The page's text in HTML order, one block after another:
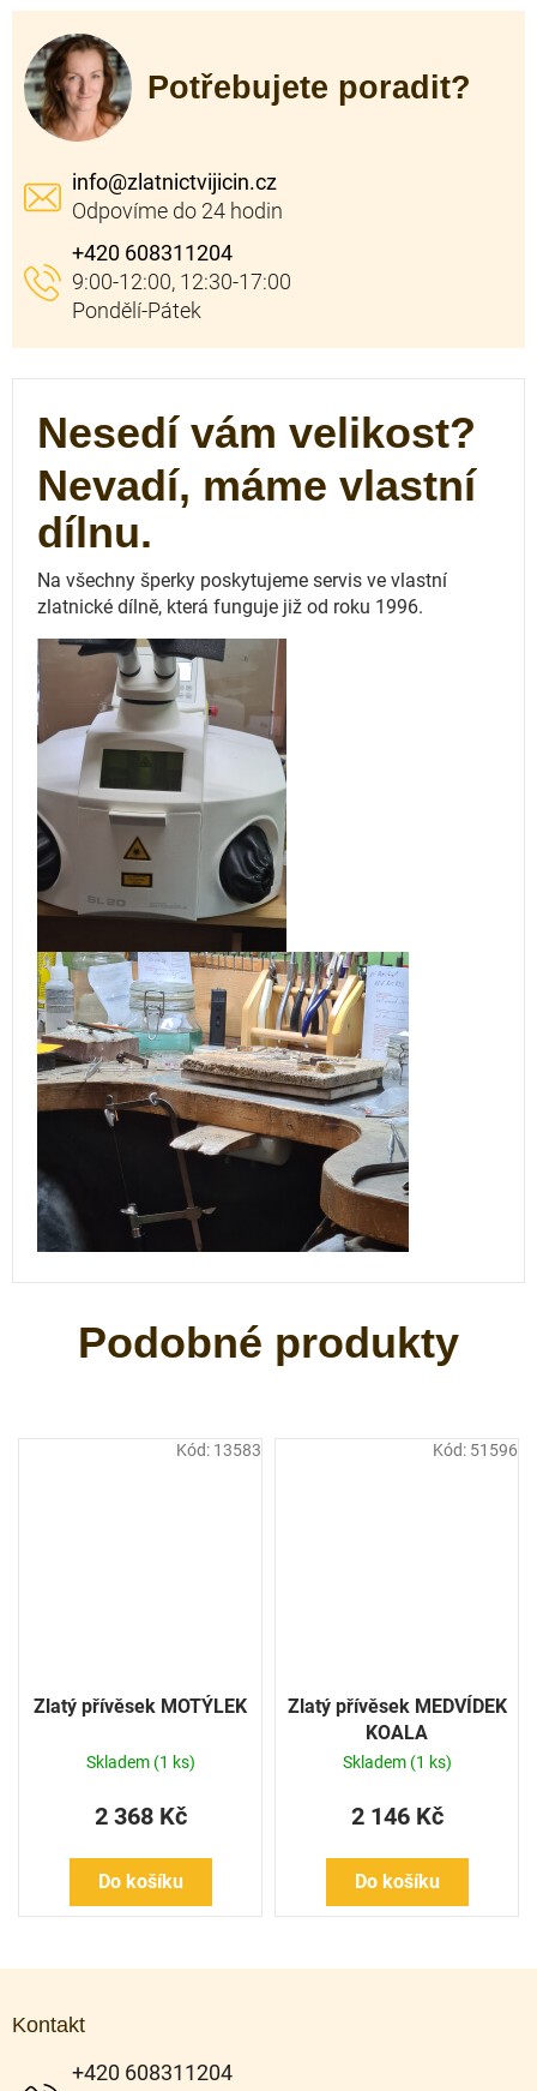
Potřebujete poradit?
info@zlatnictvijicin.cz
+420 608311204
Zlatý přívěsek MOTÝLEK
Skladem (1 ks)
2 368 Kč
Do košíku
Kód: 13583
Zlatý přívěsek MEDVÍDEK
KOALA
Skladem (1 ks)
2 146 Kč
Do košíku
Kód: 51596
Nesedí vám velikost?
Nevadí, máme vlastní
dílnu.
Na všechny šperky poskytujeme servis ve vlastní
zlatnické dílně, která funguje již od roku 1996.
Kontakt
+420 608311204